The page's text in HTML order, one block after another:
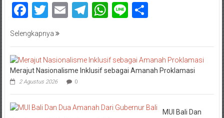
Facebook
Twitter
EmailTelegram
WhatsApp
Line
Selengkapnya
Merajut Nasionalisme Inklusif sebagai Amanah Proklamasi
2 Agustus 2026 0
MUI Bali Dan